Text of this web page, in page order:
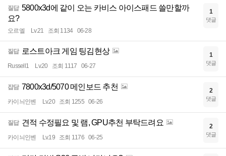
질답 5800x3d에 같이 오는 카비스 아이스패드 쓸만할까
요?
오르엘 Lv.21 조회 1134 06-28
1
댓글
질답 로스트아크 게임 팅김현상
Russell1 Lv.20 조회 1117 06-27
1
댓글
잡담 7800x3d/5070 메인보드 추천
카이늬인벤 Lv.20 조회 1255 06-26
2
댓글
질답 견적 수정필요 및 램, GPU추천 부탁드려요
카이늬인벤 Lv.19 조회 1176 06-25
2
댓글